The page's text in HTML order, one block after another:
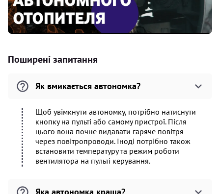
Поширені запитання
Як вмикається автономка?
Щоб увімкнути автономку, потрібно натиснути
кнопку на пульті або самому пристрої. Після
цього вона почне видавати гаряче повітря
через повітропроводи. Іноді потрібно також
встановити температуру та режим роботи
вентилятора на пульті керування.